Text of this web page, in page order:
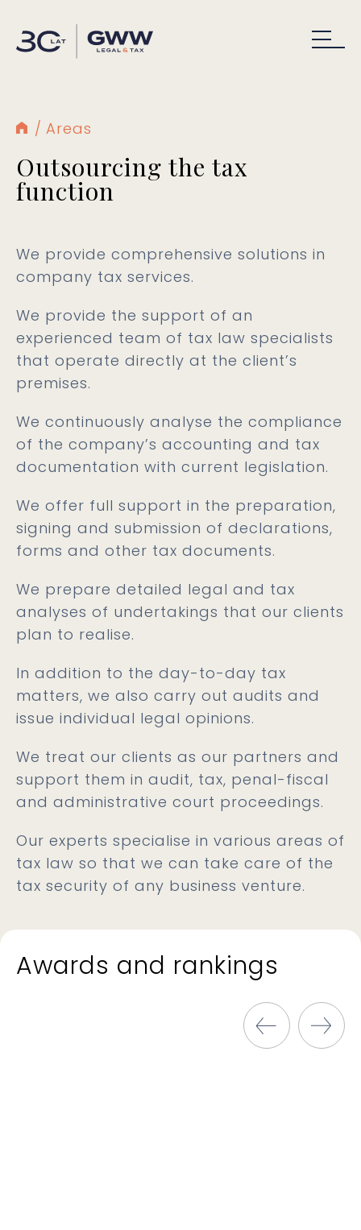
Areas
Outsourcing the tax
function
We provide comprehensive solutions in
company tax services.
We provide the support of an
experienced team of tax law specialists
that operate directly at the client’s
premises.
We continuously analyse the compliance
of the company’s accounting and tax
documentation with current legislation.
We offer full support in the preparation,
signing and submission of declarations,
forms and other tax documents.
We prepare detailed legal and tax
analyses of undertakings that our clients
plan to realise.
In addition to the day-to-day tax
matters, we also carry out audits and
issue individual legal opinions.
We treat our clients as our partners and
support them in audit, tax, penal-fiscal
and administrative court proceedings.
Our experts specialise in various areas of
tax law so that we can take care of the
tax security of any business venture.
Awards and rankings